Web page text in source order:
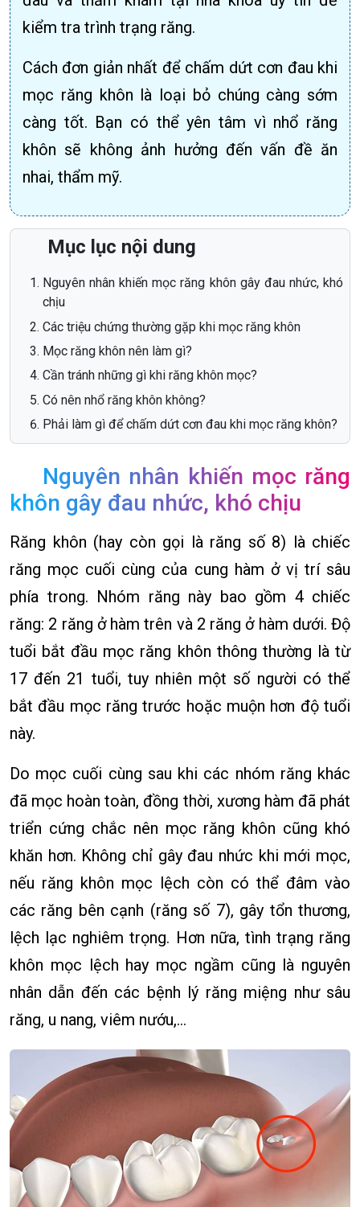
kiểm tra trình trạng răng.
Cách đơn giản nhất để chấm dứt cơn đau khi
mọc răng khôn là loại bỏ chúng càng sớm
càng tốt. Bạn có thể yên tâm vì nhổ răng
khôn sẽ không ảnh hưởng đến vấn đề ăn
nhai, thẩm mỹ.
Mục lục nội dung
Nguyên nhân khiến mọc răng khôn gây đau nhức, khó
chịu
Các triệu chứng thường gặp khi mọc răng khôn
Mọc răng khôn nên làm gì?
Cần tránh những gì khi răng khôn mọc?
Có nên nhổ răng khôn không?
Phải làm gì để chấm dứt cơn đau khi mọc răng khôn?
Nguyên nhân khiến mọc răng
khôn gây đau nhức, khó chịu
Răng khôn (hay còn gọi là răng số 8) là chiếc
răng mọc cuối cùng của cung hàm ở vị trí sâu
phía trong. Nhóm răng này bao gồm 4 chiếc
răng: 2 răng ở hàm trên và 2 răng ở hàm dưới. Độ
tuổi bắt đầu mọc răng khôn thông thường là từ
17 đến 21 tuổi, tuy nhiên một số người có thể
bắt đầu mọc răng trước hoặc muộn hơn độ tuổi
này.
Do mọc cuối cùng sau khi các nhóm răng khác
đã mọc hoàn toàn, đồng thời, xương hàm đã phát
triển cứng chắc nên mọc răng khôn cũng khó
khăn hơn. Không chỉ gây đau nhức khi mới mọc,
nếu răng khôn mọc lệch còn có thể đâm vào
các răng bên cạnh (răng số 7), gây tổn thương,
lệch lạc nghiêm trọng. Hơn nữa, tình trạng răng
khôn mọc lệch hay mọc ngầm cũng là nguyên
nhân dẫn đến các bệnh lý răng miệng như sâu
răng, u nang, viêm nướu,…